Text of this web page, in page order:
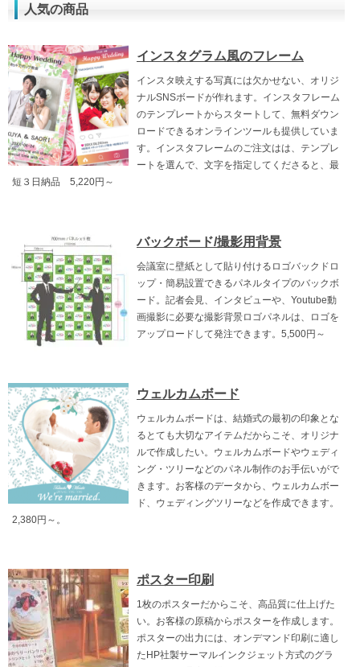
人気の商品
インスタグラム風のフレーム
インスタ映えする写真には欠かせない、オリジ
ナルSNSボードが作れます。インスタフレーム
のテンプレートからスタートして、無料ダウン
ロードできるオンラインツールも提供していま
す。インスタフレームのご注文はは、テンプレ
ートを選んで、文字を指定してくださると、最
短３日納品 5,220円～
バックボード/撮影用背景
会議室に壁紙として貼り付けるロゴバックドロ
ップ・簡易設置できるパネルタイプのバックボ
ード。記者会見、インタビューや、Youtube動
画撮影に必要な撮影背景ロゴパネルは、ロゴを
アップロードして発注できます。5,500円～
ウェルカムボード
ウェルカムボードは、結婚式の最初の印象とな
るとても大切なアイテムだからこそ、オリジナ
ルで作成したい。ウェルカムボードやウェディ
ング・ツリーなどのパネル制作のお手伝いがで
きます。お客様のデータから、ウェルカムボー
ド、ウェディングツリーなどを作成できます。
2,380円～。
ポスター印刷
1枚のポスターだからこそ、高品質に仕上げた
い。お客様の原稿からポスターを作成します。
ポスターの出力には、オンデマンド印刷に適し
たHP社製サーマルインクジェット方式のグラ